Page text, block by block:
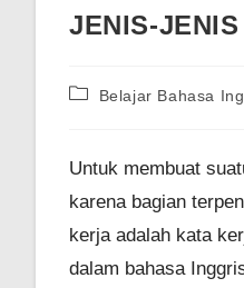
JENIS-
PostBelajar Bahasa
Untuk membuat
karena bagian
kerja adalah kata
dalam bahasa